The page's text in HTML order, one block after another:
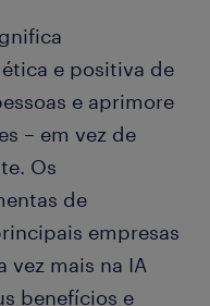
e positiva de
e aprimore
– em vez de
Os
de
empresas
vez mais na IA
benefícios e